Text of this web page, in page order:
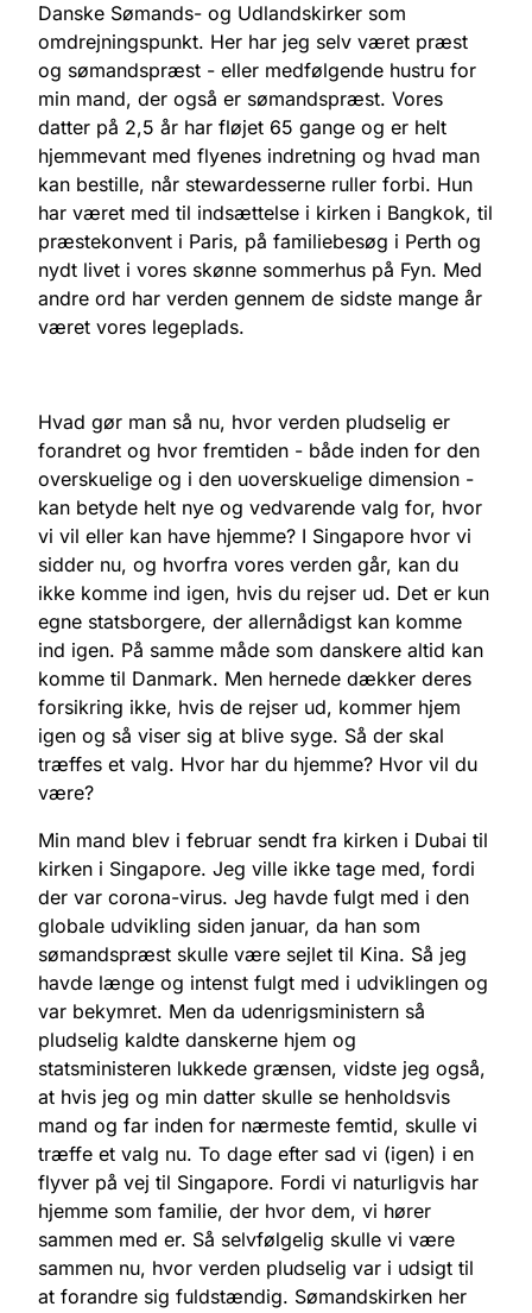
Danske Sømands- og Udlandskirker som
omdrejningspunkt. Her har jeg selv været præst
og sømandspræst - eller medfølgende hustru for
min mand, der også er sømandspræst. Vores
datter på 2,5 år har fløjet 65 gange og er helt
hjemmevant med flyenes indretning og hvad man
kan bestille, når stewardesserne ruller forbi. Hun
har været med til indsættelse i kirken i Bangkok, til
præstekonvent i Paris, på familiebesøg i Perth og
nydt livet i vores skønne sommerhus på Fyn. Med
andre ord har verden gennem de sidste mange år
været vores legeplads.
Hvad gør man så nu, hvor verden pludselig er
forandret og hvor fremtiden - både inden for den
overskuelige og i den uoverskuelige dimension -
kan betyde helt nye og vedvarende valg for, hvor
vi vil eller kan have hjemme? I Singapore hvor vi
sidder nu, og hvorfra vores verden går, kan du
ikke komme ind igen, hvis du rejser ud. Det er kun
egne statsborgere, der allernådigst kan komme
ind igen. På samme måde som danskere altid kan
komme til Danmark. Men hernede dækker deres
forsikring ikke, hvis de rejser ud, kommer hjem
igen og så viser sig at blive syge. Så der skal
træffes et valg. Hvor har du hjemme? Hvor vil du
være?
Min mand blev i februar sendt fra kirken i Dubai til
kirken i Singapore. Jeg ville ikke tage med, fordi
der var corona-virus. Jeg havde fulgt med i den
globale udvikling siden januar, da han som
sømandspræst skulle være sejlet til Kina. Så jeg
havde længe og intenst fulgt med i udviklingen og
var bekymret. Men da udenrigsministern så
pludselig kaldte danskerne hjem og
statsministeren lukkede grænsen, vidste jeg også,
at hvis jeg og min datter skulle se henholdsvis
mand og far inden for nærmeste femtid, skulle vi
træffe et valg nu. To dage efter sad vi (igen) i en
flyver på vej til Singapore. Fordi vi naturligvis har
hjemme som familie, der hvor dem, vi hører
sammen med er. Så selvfølgelig skulle vi være
sammen nu, hvor verden pludselig var i udsigt til
at forandre sig fuldstændig. Sømandskirken her